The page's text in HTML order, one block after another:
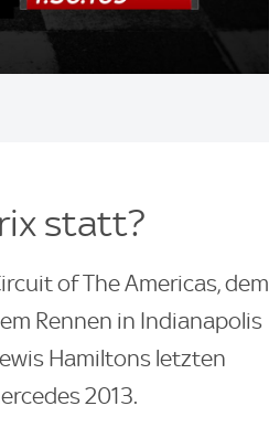
statt?
of The Americas, dem
Rennen in Indianapolis
Hamiltons letzten
2013.